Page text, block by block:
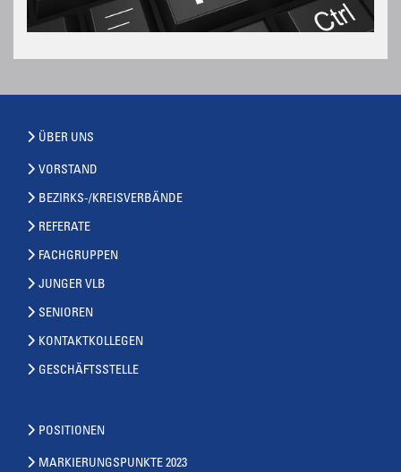
ÜBER UNS
VORSTAND
BEZIRKS-/KREISVERBÄNDE
REFERATE
FACHGRUPPEN
JUNGER VLB
SENIOREN
KONTAKTKOLLEGEN
GESCHÄFTSSTELLE
POSITIONEN
MARKIERUNGSPUNKTE 2023